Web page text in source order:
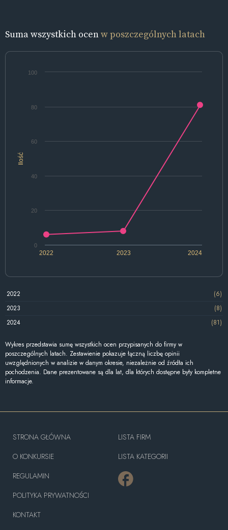
Suma wszystkich ocenw poszczególnych latach
Ilość
2022 2023 2024
0
20
40
60
80
100
2022
(6)
2023
(8)
2024
(81)
Wykres przedstawia sumę wszystkich ocen przypisanych do firmy w
poszczególnych latach. Zestawienie pokazuje łączną liczbę opinii
uwzględnionych w analizie w danym okresie, niezależnie od źródła ich
pochodzenia. Dane prezentowane są dla lat, dla których dostępne były kompletne
informacje.
STRONA GŁÓWNA
O KONKURSIE
REGULAMIN
POLITYKA PRYWATNOŚCI
KONTAKT
LISTA FIRM
LISTA KATEGORII